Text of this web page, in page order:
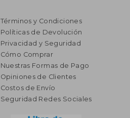
Términos y Condiciones
Políticas de Devolución
Privacidad y Seguridad
Cómo Comprar
Nuestras Formas de Pago
Opiniones de Clientes
Costos de Envío
Seguridad Redes Sociales